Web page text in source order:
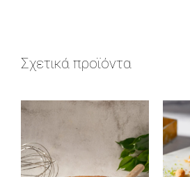
Σχετικά προϊόντα